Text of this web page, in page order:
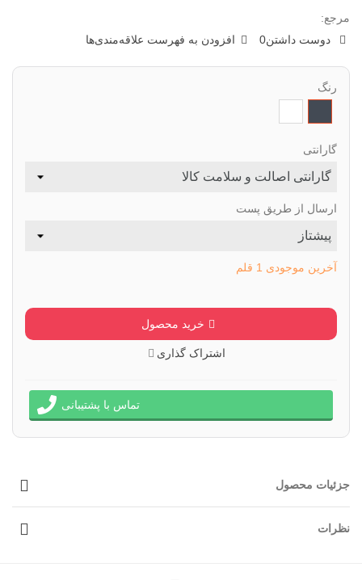
مرجع:
دوست داشتن0 افزودن به فهرست علاقه‌مندی‌ها
رنگ
گارانتی
ارسال از طریق پست
آخرین موجودی 1 قلم
خرید محصول
اشتراک گذاری
تماس با پشتیبانی
جزئیات محصول
نظرات